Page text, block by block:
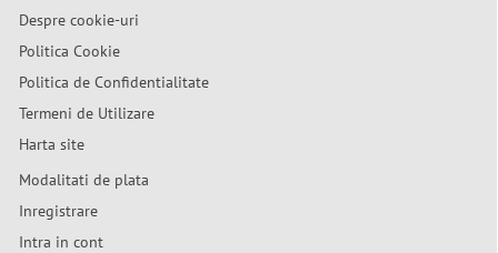
Despre cookie-uri
Politica Cookie
Politica de Confidentialitate
Termeni de Utilizare
Harta site
Modalitati de plata
Inregistrare
Intra in cont